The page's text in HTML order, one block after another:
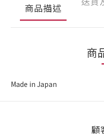
商品描述
商
Made in Japan
顧